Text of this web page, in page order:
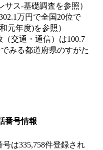
ス‐基礎調査を参照）
万円で全国20位で
元年度)を参照）
交通・通信）は100.7
みる都道府県のすがた
番号情報
は335,758件登録され